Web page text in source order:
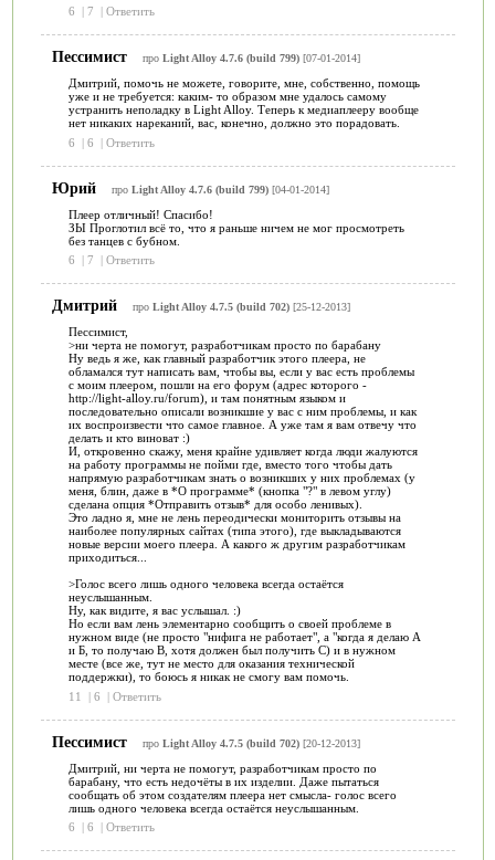
6
| 7 | Ответить
Пессимист про Light Alloy 4.7.6 (build 799)[07-01-2014]
Дмитрий, помочь не можете, говорите, мне, собственно, помощь
уже и не требуется: каким- то образом мне удалось самому
устранить неполадку в Light Alloy. Теперь к медиаплееру вообще
нет никаких нареканий, вас, конечно, должно это порадовать.
6
| 6 | Ответить
Юрий про Light Alloy 4.7.6 (build 799)[04-01-2014]
Плеер отличный! Спасибо!
ЗЫ Проглотил всё то, что я раньше ничем не мог просмотреть
без танцев с бубном.
6
| 7 | Ответить
Дмитрий про Light Alloy 4.7.5 (build 702)[25-12-2013]
Пессимист,
>ни черта не помогут, разработчикам просто по барабану
Ну ведь я же, как главный разработчик этого плеера, не
обламался тут написать вам, чтобы вы, если у вас есть проблемы
с моим плеером, пошли на его форум (адрес которого -
http://light-alloy.ru/forum), и там понятным языком и
последовательно описали возникшие у вас с ним проблемы, и как
их воспроизвести что самое главное. А уже там я вам отвечу что
делать и кто виноват :)
И, откровенно скажу, меня крайне удивляет когда люди жалуются
на работу программы не пойми где, вместо того чтобы дать
напрямую разработчикам знать о возникших у них проблемах (у
меня, блин, даже в *О программе* (кнопка "?" в левом углу)
сделана опция *Отправить отзыв* для особо ленивых).
Это ладно я, мне не лень переодически мониторить отзывы на
наиболее популярных сайтах (типа этого), где выкладываются
новые версии моего плеера. А какого ж другим разработчикам
приходиться...
>Голос всего лишь одного человека всегда остаётся
неуслышанным.
Ну, как видите, я вас услышал. :)
Но если вам лень элементарно сообщить о своей проблеме в
нужном виде (не просто "нифига не работает", а "когда я делаю А
и Б, то получаю В, хотя должен был получить С) и в нужном
месте (все же, тут не место для оказания технической
поддержки), то боюсь я никак не смогу вам помочь.
11
| 6 | Ответить
Пессимист про Light Alloy 4.7.5 (build 702)[20-12-2013]
Дмитрий, ни черта не помогут, разработчикам просто по
барабану, что есть недочёты в их изделии. Даже пытаться
сообщать об этом создателям плеера нет смысла- голос всего
лишь одного человека всегда остаётся неуслышанным.
6
| 6 | Ответить